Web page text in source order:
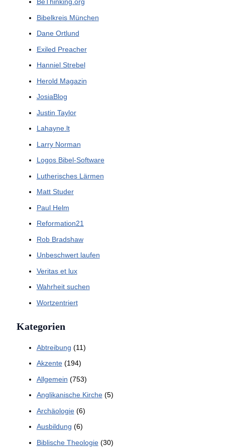
BeThinking.org
Bibelkreis München
Dane Ortlund
Exiled Preacher
Hanniel Strebel
Herold Magazin
JosiaBlog
Justin Taylor
Lahayne.lt
Larry Norman
Logos Bibel-Software
Lutherisches Lärmen
Matt Studer
Paul Helm
Reformation21
Rob Bradshaw
Unbeschwert laufen
Veritas et lux
Wahrheit suchen
Wortzentriert
Kategorien
Abtreibung (11)
Akzente(194)
Allgemein (753)
Anglikanische Kirche(5)
Archäologie(6)
Ausbildung (6)
Biblische Theologie(30)